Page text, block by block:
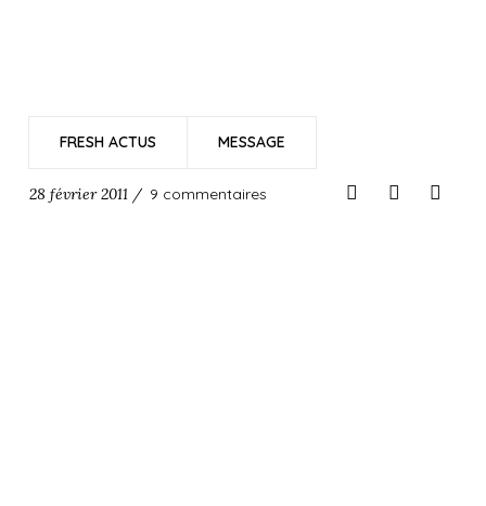
FRESH ACTUS MESSAGE
28 février 2011 / 9 commentaires